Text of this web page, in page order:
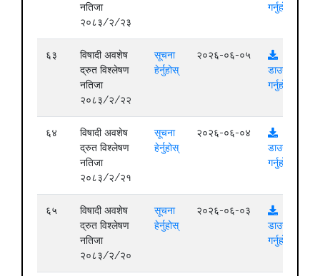
नतिजा
२०८३/२/२३
गर्नुहोस्
६३
विषादी अवशेष
द्रुत विश्लेषण
नतिजा
२०८३/२/२२
सूचना
हेर्नुहोस्
२०२६-०६-०५
डाउनलोड
गर्नुहोस्
६४
विषादी अवशेष
द्रुत विश्लेषण
नतिजा
२०८३/२/२१
सूचना
हेर्नुहोस्
२०२६-०६-०४
डाउनलोड
गर्नुहोस्
६५
विषादी अवशेष
द्रुत विश्लेषण
नतिजा
२०८३/२/२०
सूचना
हेर्नुहोस्
२०२६-०६-०३
डाउनलोड
गर्नुहोस्